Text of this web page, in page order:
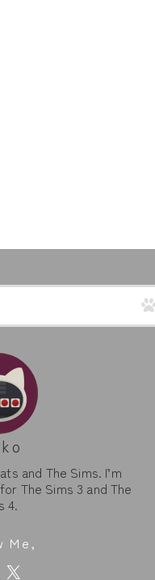
and The Sims. I’m
The Sims 3 and The
4.